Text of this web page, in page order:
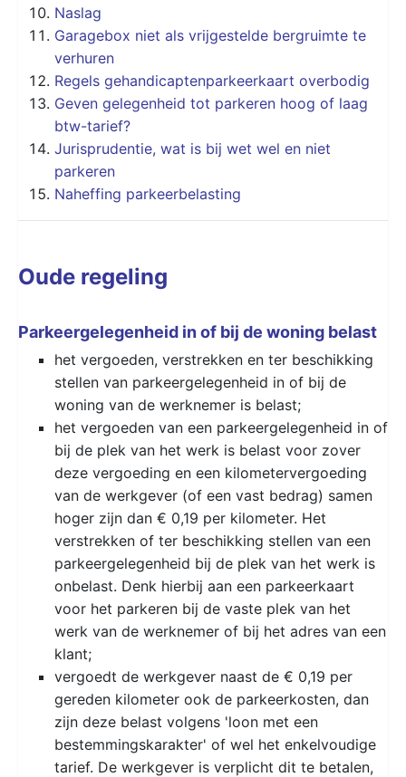
Naslag
Garagebox niet als vrijgestelde bergruimte te
verhuren
Regels gehandicaptenparkeerkaart overbodig
Geven gelegenheid tot parkeren hoog of laag
btw-tarief?
Jurisprudentie, wat is bij wet wel en niet
parkeren
Naheffing parkeerbelasting
Oude regeling
Parkeergelegenheid in of bij de woning belast
het vergoeden, verstrekken en ter beschikking
stellen van parkeergelegenheid in of bij de
woning van de werknemer is belast;
het vergoeden van een parkeergelegenheid in of
bij de plek van het werk is belast voor zover
deze vergoeding en een kilometervergoeding
van de werkgever (of een vast bedrag) samen
hoger zijn dan € 0,19 per kilometer. Het
verstrekken of ter beschikking stellen van een
parkeergelegenheid bij de plek van het werk is
onbelast. Denk hierbij aan een parkeerkaart
voor het parkeren bij de vaste plek van het
werk van de werknemer of bij het adres van een
klant;
vergoedt de werkgever naast de € 0,19 per
gereden kilometer ook de parkeerkosten, dan
zijn deze belast volgens 'loon met een
bestemmingskarakter' of wel het enkelvoudige
tarief. De werkgever is verplicht dit te betalen,